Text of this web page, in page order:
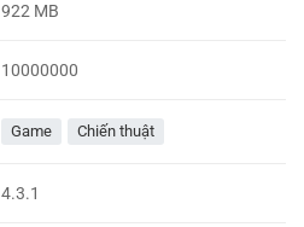
922 MB
10000000
Game Chiến thuật
4.3.1